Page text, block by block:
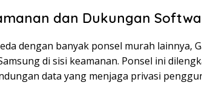
dan Dukungan
dengan banyak ponsel murah lainnya,
di sisi keamanan. Ponsel ini
data yang menjaga privasi